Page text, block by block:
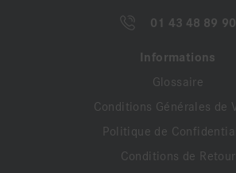
01 43 48 89 90
Informations
Glossaire
Conditions Générales de
Politique de
Conditions de Retour